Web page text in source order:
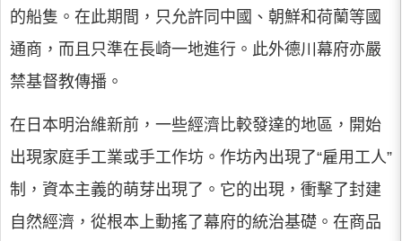
的船隻。在此期間，只允許同中國、朝鮮和荷蘭等國
通商，而且只準在長崎一地進行。此外德川幕府亦嚴
禁基督教傳播。
在日本明治維新前，一些經濟比較發達的地區，開始
出現家庭手工業或手工作坊。作坊內出現了“雇用工人”
制，資本主義的萌芽出現了。它的出現，衝擊了封建
自然經濟，從根本上動搖了幕府的統治基礎。在商品